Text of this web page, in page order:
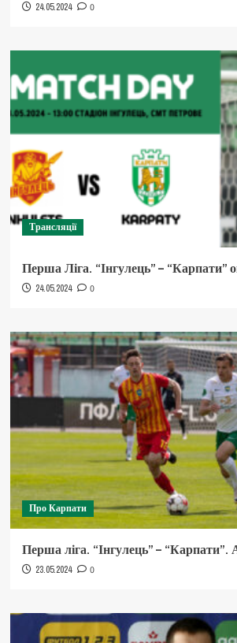
24.05.2024 0
Трансляції
Перша Ліга. “Інгулець” – “Карпати”
24.05.2024 0
Про Карпати
Перша ліга. “Інгулець” – “Карпати”.
23.05.2024 0